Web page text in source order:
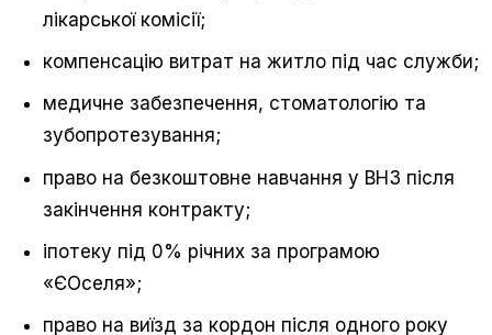
лікарської комісії;
компенсацію витрат на житло під час служби;
медичне забезпечення, стоматологію та
зубопротезування;
право на безкоштовне навчання у ВНЗ після
закінчення контракту;
іпотеку під 0% річних за програмою
«ЄОселя»;
право на виїзд за кордон після одного року